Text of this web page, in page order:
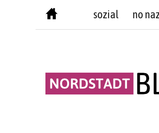
sozial no